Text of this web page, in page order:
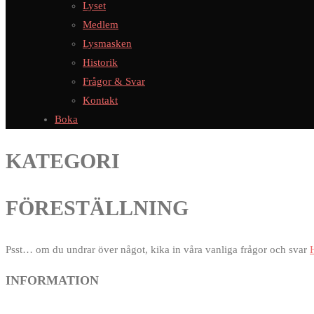
Lyset
Medlem
Lysmasken
Historik
Frågor & Svar
Kontakt
Boka
KATEGORI
FÖRESTÄLLNING
Psst… om du undrar över något, kika in våra vanliga frågor och svar
INFORMATION